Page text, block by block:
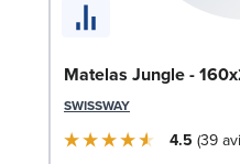
Matelas Jungle -
SWISSWAY
4.5 39